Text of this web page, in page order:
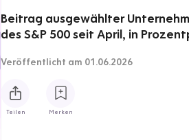
Beitrag ausgewählter
des S&P 500 seit April, in
Veröffentlicht am 01.06.2026
Teilen Merken